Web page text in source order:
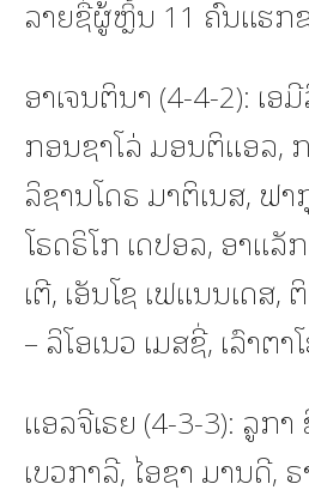
ລາຍຊື່ຜູ້ຫຼິ້ນ 11 ຄົນແຮກ
ອາເຈນຕິນາ (4-4-2): ເອ
ກອນຊາໂລ່ ມອນຕິແອລ,
ລິຊານໂດຣ ມາຕິເນສ, ຟາ
ໂຣດຣິໂກ ເດປອລ, ອາແ
ເຕີ, ເອັນໂຊ ເຟແນນເດສ,
– ລິໂອເນວ ເມສຊີ່, ເລົາຕ
ແອລຈີເຣຍ (4-3-3): ລູກ
ເບວກາລີ, ໄອຊາ ມານດີ,